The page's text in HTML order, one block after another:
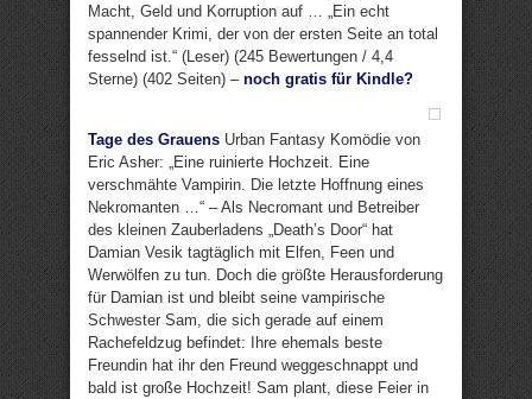
Macht, Geld und Korruption auf … „Ein echt
spannender Krimi, der von der ersten Seite an total
fesselnd ist.“ (Leser) (245 Bewertungen / 4,4
Sterne) (402 Seiten) – noch gratis für Kindle?
Tage des Grauens Urban Fantasy Komödie von
Eric Asher: „Eine ruinierte Hochzeit. Eine
verschmähte Vampirin. Die letzte Hoffnung eines
Nekromanten …“ – Als Necromant und Betreiber
des kleinen Zauberladens „Death’s Door“ hat
Damian Vesik tagtäglich mit Elfen, Feen und
Werwölfen zu tun. Doch die größte Herausforderung
für Damian ist und bleibt seine vampirische
Schwester Sam, die sich gerade auf einem
Rachefeldzug befindet: Ihre ehemals beste
Freundin hat ihr den Freund weggeschnappt und
bald ist große Hochzeit! Sam plant, diese Feier in